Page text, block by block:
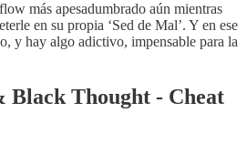
más apesadumbrado aún mientras
en su propia ‘Sed de Mal’. Y en ese
y hay algo adictivo, impensable para la
Black Thought - Cheat